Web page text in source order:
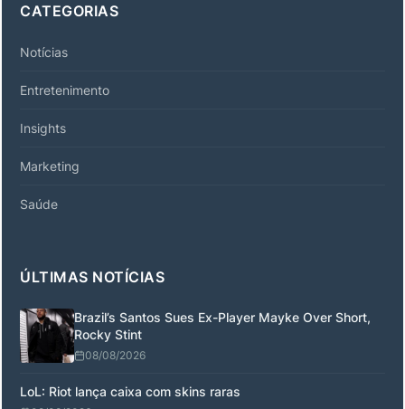
CATEGORIAS
Notícias
Entretenimento
Insights
Marketing
Saúde
ÚLTIMAS NOTÍCIAS
Brazil’s Santos Sues Ex-Player Mayke Over Short,
Rocky Stint
08/08/2026
LoL: Riot lança caixa com skins raras